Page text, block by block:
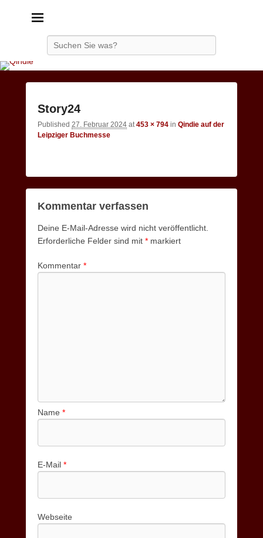
Story24
Published 27. Februar 2024 at453 × 794 in Qindie auf der
Leipziger Buchmesse
Kommentar verfassen
Deine E-Mail-Adresse wird nicht veröffentlicht.
Erforderliche Felder sind mit * markiert
Kommentar *
Name *
E-Mail *
Webseite